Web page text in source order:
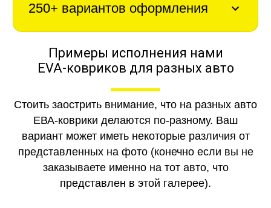
250+ вариантов оформления
Примеры исполнения нами
EVA-ковриков для разных авто
Стоить заострить внимание, что на разных авто
ЕВА-коврики делаются по-разному. Ваш
вариант может иметь некоторые различия от
представленных на фото (конечно если вы не
заказываете именно на тот авто, что
представлен в этой галерее).